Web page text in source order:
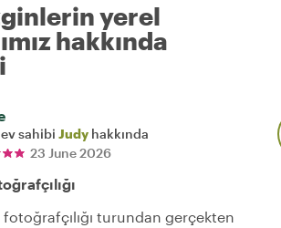
yerel
hakkında
sahibi Judy hakkında
23 June 2026
turundan gerçekten